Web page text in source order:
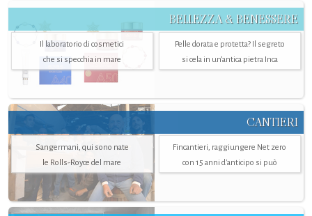
BELLEZZA & BENESSERE
Il laboratorio di cosmetici
che si specchia in mare
Pelle dorata e protetta? Il segreto
si cela in un’antica pietra Inca
CANTIERI
Sangermani, qui sono nate
le Rolls-Royce del mare
Fincantieri, raggiungere Net zero
con 15 anni d'anticipo si può